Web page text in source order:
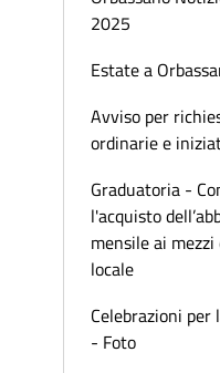
2025
Estate a
Avviso per
ordinarie e
Graduatoria -
l'acquisto
mensile ai
locale
Celebrazioni per
- Foto